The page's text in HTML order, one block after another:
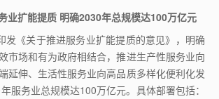
业扩能提质 明确2030年总规模达100万亿元
发《关于推进服务业扩能提质的意见》，明确
市场和有为政府相结合，推进生产性服务业向
延伸、生活性服务业向高品质多样化便利化发
年服务业总规模达100万亿元。具体部署包括：